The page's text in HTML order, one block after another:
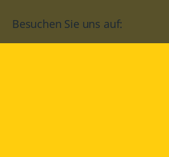
Besuchen Sie uns auf: